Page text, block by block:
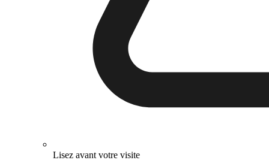
Lisez avant votre visite